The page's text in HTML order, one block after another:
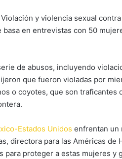
Violación y violencia sexual
en entrevistas con 50
de abusos, incluyendo
que fueron violadas por
o coyotes, que son traficantes
Estados Unidos enfrentan un
directora para las Américas de
para proteger a estas mujeres y